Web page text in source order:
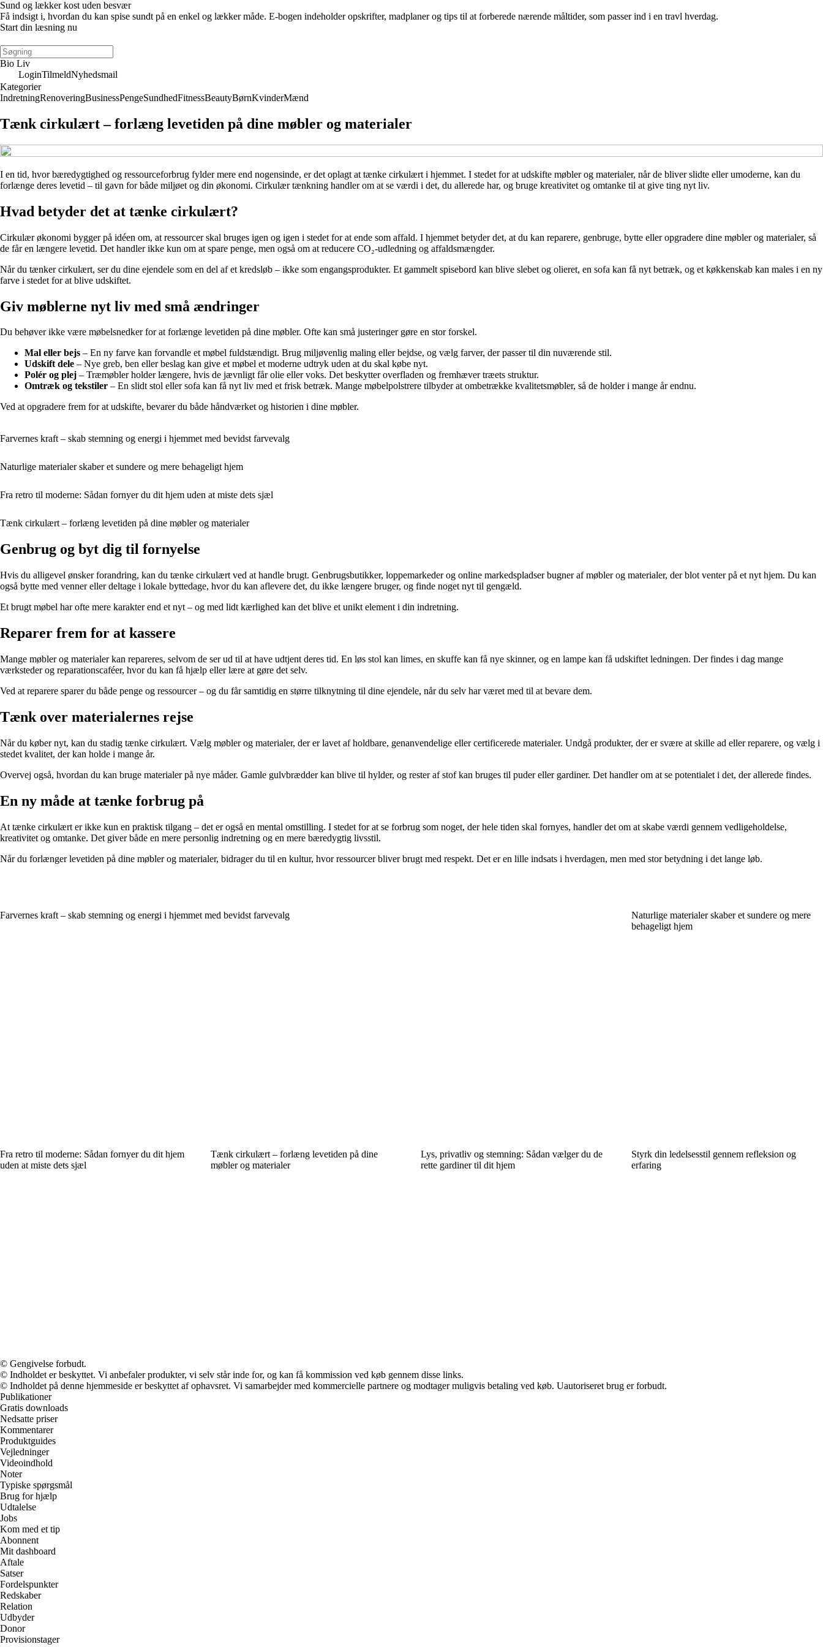
Sund og lækker kost uden besvær
Få indsigt i, hvordan du kan spise sundt på en enkel og lækker måde. E-bogen indeholder opskrifter, madplaner og tips til at forberede nærende måltider, som passer ind i en travl hverdag.
Start din læsning nu
Bio Liv
LoginTilmeldNyhedsmail
Kategorier
IndretningRenoveringBusinessPengeSundhedFitnessBeautyBørnKvinderMænd
Tænk cirkulært – forlæng levetiden på dine møbler og materialer
I en tid, hvor bæredygtighed og ressourceforbrug fylder mere end nogensinde, er det oplagt at tænke cirkulært i hjemmet. I stedet for at udskifte møbler og materialer, når de bliver slidte eller umoderne, kan du
forlænge deres levetid – til gavn for både miljøet og din økonomi. Cirkulær tænkning handler om at se værdi i det, du allerede har, og bruge kreativitet og omtanke til at give ting nyt liv.
Hvad betyder det at tænke cirkulært?
Cirkulær økonomi bygger på idéen om, at ressourcer skal bruges igen og igen i stedet for at ende som affald. I hjemmet betyder det, at du kan reparere, genbruge, bytte eller opgradere dine møbler og materialer, så
de får en længere levetid. Det handler ikke kun om at spare penge, men også om at reducere CO₂-udledning og affaldsmængder.
Når du tænker cirkulært, ser du dine ejendele som en del af et kredsløb – ikke som engangsprodukter. Et gammelt spisebord kan blive slebet og olieret, en sofa kan få nyt betræk, og et køkkenskab kan males i en ny
farve i stedet for at blive udskiftet.
Giv møblerne nyt liv med små ændringer
Du behøver ikke være møbelsnedker for at forlænge levetiden på dine møbler. Ofte kan små justeringer gøre en stor forskel.
Mal eller bejs – En ny farve kan forvandle et møbel fuldstændigt. Brug miljøvenlig maling eller bejdse, og vælg farver, der passer til din nuværende stil.
Udskift dele – Nye greb, ben eller beslag kan give et møbel et moderne udtryk uden at du skal købe nyt.
Polér og plej – Træmøbler holder længere, hvis de jævnligt får olie eller voks. Det beskytter overfladen og fremhæver træets struktur.
Omtræk og tekstiler – En slidt stol eller sofa kan få nyt liv med et frisk betræk. Mange møbelpolstrere tilbyder at ombetrække kvalitetsmøbler, så de holder i mange år endnu.
Ved at opgradere frem for at udskifte, bevarer du både håndværket og historien i dine møbler.
Farvernes kraft – skab stemning og energi i hjemmet med bevidst farvevalg
Naturlige materialer skaber et sundere og mere behageligt hjem
Fra retro til moderne: Sådan fornyer du dit hjem uden at miste dets sjæl
Tænk cirkulært – forlæng levetiden på dine møbler og materialer
Genbrug og byt dig til fornyelse
Hvis du alligevel ønsker forandring, kan du tænke cirkulært ved at handle brugt. Genbrugsbutikker, loppemarkeder og online markedspladser bugner af møbler og materialer, der blot venter på et nyt hjem. Du kan
også bytte med venner eller deltage i lokale byttedage, hvor du kan aflevere det, du ikke længere bruger, og finde noget nyt til gengæld.
Et brugt møbel har ofte mere karakter end et nyt – og med lidt kærlighed kan det blive et unikt element i din indretning.
Reparer frem for at kassere
Mange møbler og materialer kan repareres, selvom de ser ud til at have udtjent deres tid. En løs stol kan limes, en skuffe kan få nye skinner, og en lampe kan få udskiftet ledningen. Der findes i dag mange
værksteder og reparationscaféer, hvor du kan få hjælp eller lære at gøre det selv.
Ved at reparere sparer du både penge og ressourcer – og du får samtidig en større tilknytning til dine ejendele, når du selv har været med til at bevare dem.
Tænk over materialernes rejse
Når du køber nyt, kan du stadig tænke cirkulært. Vælg møbler og materialer, der er lavet af holdbare, genanvendelige eller certificerede materialer. Undgå produkter, der er svære at skille ad eller reparere, og vælg i
stedet kvalitet, der kan holde i mange år.
Overvej også, hvordan du kan bruge materialer på nye måder. Gamle gulvbrædder kan blive til hylder, og rester af stof kan bruges til puder eller gardiner. Det handler om at se potentialet i det, der allerede findes.
En ny måde at tænke forbrug på
At tænke cirkulært er ikke kun en praktisk tilgang – det er også en mental omstilling. I stedet for at se forbrug som noget, der hele tiden skal fornyes, handler det om at skabe værdi gennem vedligeholdelse,
kreativitet og omtanke. Det giver både en mere personlig indretning og en mere bæredygtig livsstil.
Når du forlænger levetiden på dine møbler og materialer, bidrager du til en kultur, hvor ressourcer bliver brugt med respekt. Det er en lille indsats i hverdagen, men med stor betydning i det lange løb.
Farvernes kraft – skab stemning og energi i hjemmet med bevidst farvevalg
Naturlige materialer skaber et sundere og mere
behageligt hjem
Fra retro til moderne: Sådan fornyer du dit hjem
uden at miste dets sjæl
Tænk cirkulært – forlæng levetiden på dine
møbler og materialer
Lys, privatliv og stemning: Sådan vælger du de
rette gardiner til dit hjem
Styrk din ledelsesstil gennem refleksion og
erfaring
© Gengivelse forbudt.
© Indholdet er beskyttet. Vi anbefaler produkter, vi selv står inde for, og kan få kommission ved køb gennem disse links.
© Indholdet på denne hjemmeside er beskyttet af ophavsret. Vi samarbejder med kommercielle partnere og modtager muligvis betaling ved køb. Uautoriseret brug er forbudt.
Publikationer
Gratis downloads
Nedsatte priser
Kommentarer
Produktguides
Vejledninger
Videoindhold
Noter
Typiske spørgsmål
Brug for hjælp
Udtalelse
Jobs
Kom med et tip
Abonnent
Mit dashboard
Aftale
Satser
Fordelspunkter
Redskaber
Relation
Udbyder
Donor
Provisionstager